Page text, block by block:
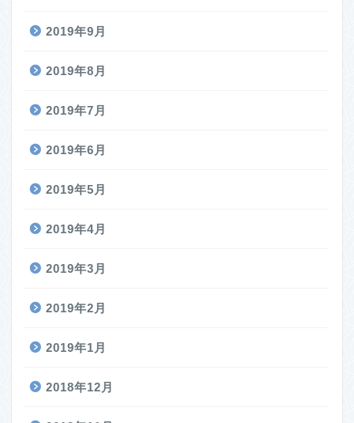
2019年9月
2019年8月
2019年7月
2019年6月
2019年5月
2019年4月
2019年3月
2019年2月
2019年1月
2018年12月